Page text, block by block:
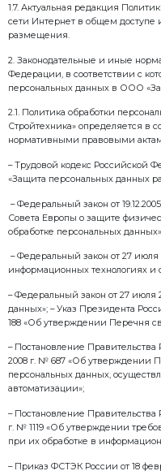
клиентов, партнеров
которых
Политика
так и после
1.5. Действие
осуществляемые в
персональных
Общества, любых
жалоб,
помещений
которых является
1.6. Политика
Общество
1.7. Актуальная
сети Интернет в
2. Законодательные
Федерации, в